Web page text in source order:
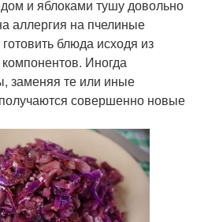
и яблоками тушу довольно
аллергия на пчелиные
блюда исходя из
Иногда
заменяя те или иные
совершенно новые